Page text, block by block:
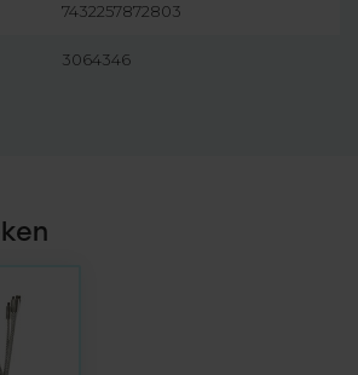
7432257872803
3064346